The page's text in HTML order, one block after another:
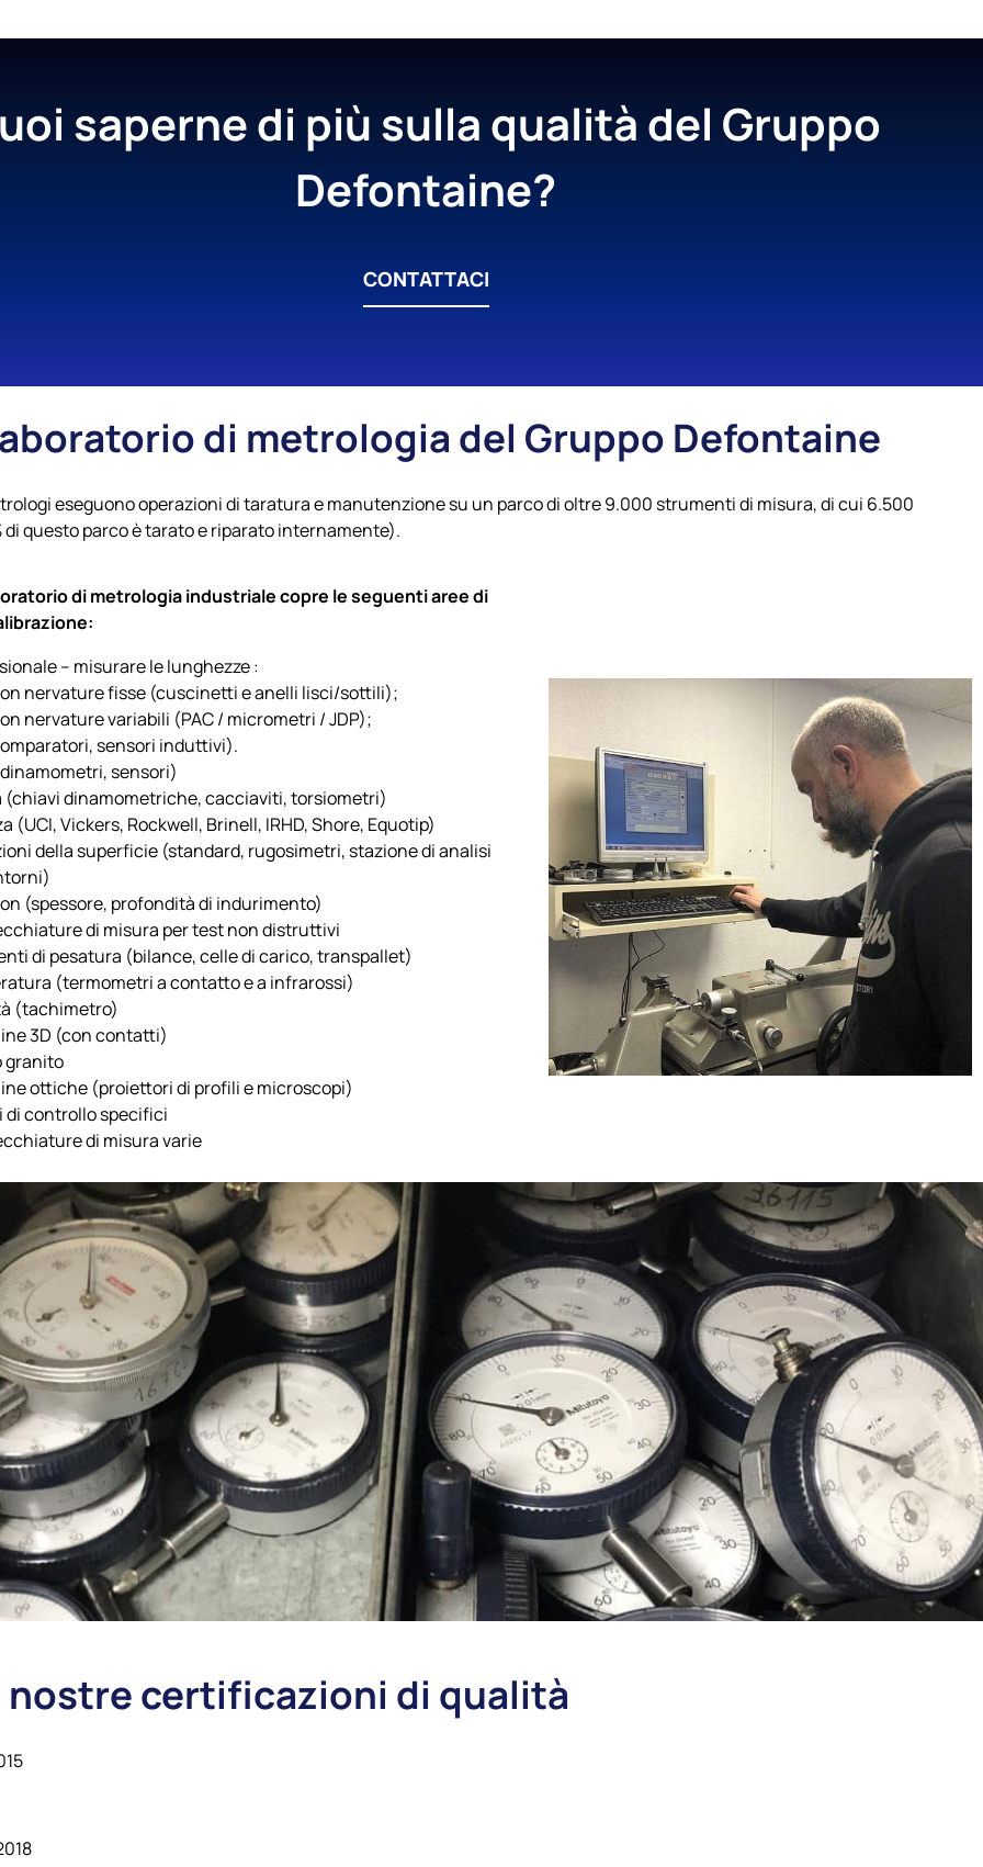
saperne di più sulla qualità del Gruppo
Defontaine?
CONTATTACI
di metrologia del Gruppo Defontaine
eseguono operazioni di taratura e manutenzione su un parco di oltre 9.000 strumenti di misura, di cui 6.500
questo parco è tarato e riparato internamente).
di metrologia industrialecopre le seguenti aree di
– misurare le lunghezze :
nervature fisse (cuscinetti e anelli lisci/sottili);
nervature variabili (PAC / micrometri / JDP);
sensori induttivi).
sensori)
(chiavi dinamometriche, cacciaviti, torsiometri)
(UCI, Vickers, Rockwell, Brinell, IRHD, Shore, Equotip)
della superficie (standard, rugosimetri, stazione di analisi
(spessore, profondità di indurimento)
di misura per test non distruttivi
di pesatura (bilance, celle di carico, transpallet)
(termometri a contatto e a infrarossi)
(tachimetro)
3D (con contatti)
granito
ottiche (proiettori di profili e microscopi)
di controllo specifici
di misura varie
nostre certificazioni di qualità